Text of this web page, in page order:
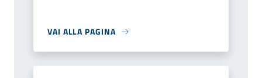
VAI ALLA PAGINA